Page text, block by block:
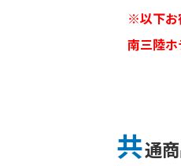
※以下お
南三陸
共通